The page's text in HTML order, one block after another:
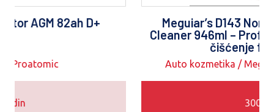
Meguiar’s D143 Non-Acid Wheel & Tire
Cleaner 946ml – Profesionalno sredstvo za
Auto kozmetika / Meguiar`s Auto Kozmetika